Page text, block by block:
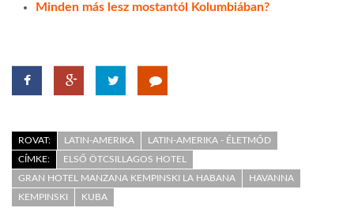
Minden más lesz mostantól Kolumbiában?
ROVAT: LATIN-AMERIKA
LATIN-AMERIKA - ÉLETMÓD
CÍMKE:
ELSŐ ÖTCSILLAGOS HOTEL
GRAN HOTEL MANZANA KEMPINSKI LA HABANA
HAVANNA
KEMPINSKI
KUBA